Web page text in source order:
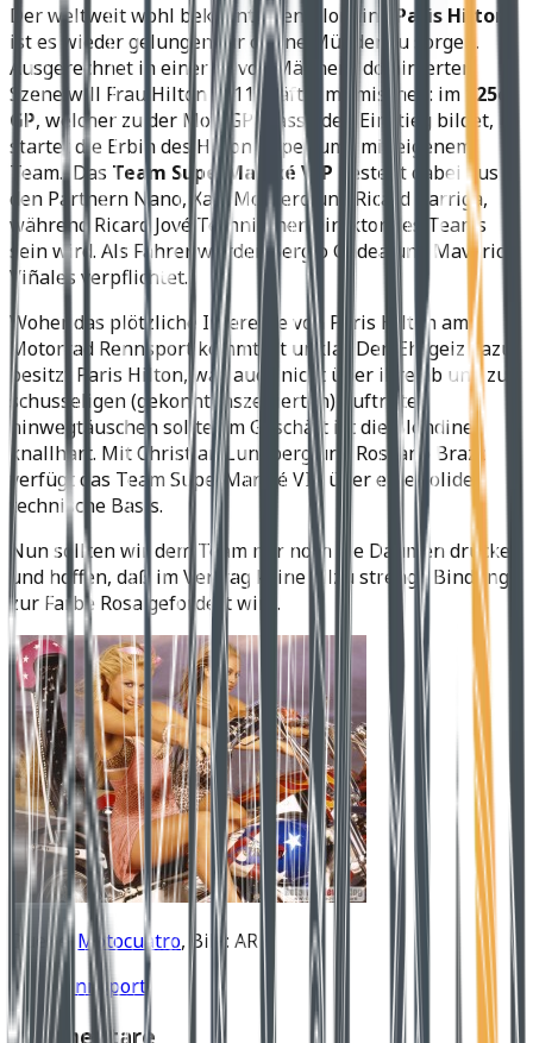
Der weltweit wohl bekanntesten Blondine Paris Hilton
ist es wieder gelungen für offene Münder zu sorgen.
Ausgerechnet in einer so von Männern dominierten
Szene will Frau Hilton 2011 kräftig mitmischen: im
125er
GP, welcher zu der MotoGP Klasse den Einstieg bildet,
startet die Erbin des Hilton Imperiums mit eigenem
Team. Das Team SuperMartxé VIP besteht dabei aus
den Partnern Nano, Xavi Montero und Ricard Garriga,
während Ricard Jové Technischer Direktor des Teams
sein wird. Als Fahrer wurden Sergio Gadea und Maverick
Viñales verpflichtet.
Woher das plötzliche Interesse von Paris Hilton am
Motorrad Rennsport kommt ist unklar. Den Ehrgeiz dazu
besitzt Paris Hilton, was auch nicht über ihre ab und zu
schusseligen (gekonnt inszenierten) Auftritte
hinwegtäuschen sollte. Im Geschäft ist die Blondine
knallhart. Mit Christian Lundberg und Rossano Brazz
verfügt das Team SuperMartxé VIP über eine solide,
technische Basis.
Nun sollten wir dem Team nur noch die Daumen drücken
und hoffen, daß im Vertrag keine allzu strenge Bindung
zur Farbe Rosa gefordert wird.
Quelle:Motocuatro, Bild: AR
GirlsRennsport
Kommentare